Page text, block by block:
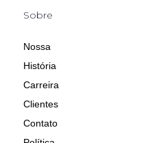
Sobre
Nossa
História
Carreira
Clientes
Contato